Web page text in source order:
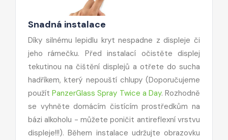
Snadná instalace
Díky silnému lepidlu kryt nespadne z displeje či
jeho rámečku. Před instalací očistěte displej
tekutinou na čištění displejů a otřete do sucha
hadříkem, který nepouští chlupy (Doporučujeme
použítPanzerGlass Spray Twice a Day. Rozhodně
se vyhněte domácím čistícím prostředkům na
bázi alkoholu - můžete poničit antireflexní vrstvu
displeje!!!). Během instalace udržujte obrazovku